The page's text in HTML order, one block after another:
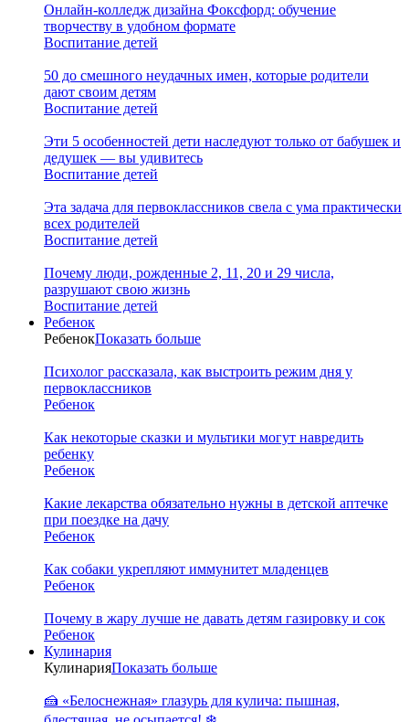
Онлайн-колледж дизайна Фоксфорд: обучение
творчеству в удобном формате
Воспитание детей
50 до смешного неудачных имен, которые родители
дают своим детям
Воспитание детей
Эти 5 особенностей дети наследуют только от бабушек и
дедушек — вы удивитесь
Воспитание детей
Эта задача для первоклассников свела с ума практически
всех родителей
Воспитание детей
Почему люди, рожденные 2, 11, 20 и 29 числа,
разрушают свою жизнь
Воспитание детей
Ребенок
РебенокПоказать больше
Психолог рассказала, как выстроить режим дня у
первоклассников
Ребенок
Как некоторые сказки и мультики могут навредить
ребенку
Ребенок
Какие лекарства обязательно нужны в детской аптечке
при поездке на дачу
Ребенок
Как собаки укрепляют иммунитет младенцев
Ребенок
Почему в жару лучше не давать детям газировку и сок
Ребенок
Кулинария
КулинарияПоказать больше
🍰 «Белоснежная» глазурь для кулича: пышная,